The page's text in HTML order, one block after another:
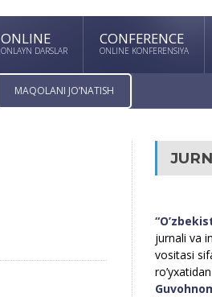
ONLINE
ONLAYN DARSLAR
CONFERENCE
ONLINE KONFERENSIYA
MAQOLANI JO’NATISH
jurnali va
vositasi